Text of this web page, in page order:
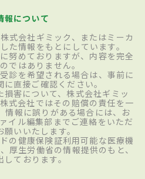
報について
式会社ギミック、またはミーカ
た情報をもとにしています。
努めておりますが、内容を完全
ではありません。
診を希望される場合は、事前に
直接ご確認ください。
害について、株式会社ギミッ
式会社ではその賠償の責任を一
情報に誤りがある場合には、お
イル編集部までご連絡をいただ
いいたします。
の健康保険証利用可能な医療機
厚生労働省の情報提供のもと、
ております。